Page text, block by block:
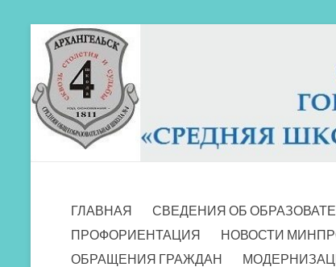
Перейти
содержимому
МБОУ СШ 4
ГЛАВНАЯ
СВЕДЕНИЯ ОБ
ПРОФОРИЕНТАЦИЯ
НОВОСТИ
ОБРАЩЕНИЯ ГРАЖДАН